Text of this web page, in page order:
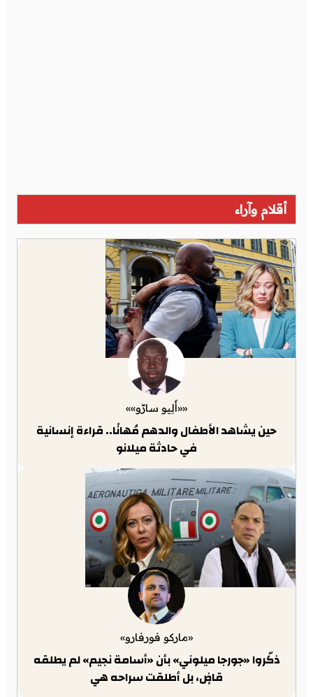
أقلام وآراء
««أَلِيو سارّو»»
حين يشاهد الأطفال والدهم مُهانًا.. قراءة إنسانية
في حادثة ميلانو
«ماركو فورفارو»
ذكّروا «جورجا ميلوني» بأن «أسامة نجيم» لم يطلقه
قاضٍ، بل أطلقت سراحه هي